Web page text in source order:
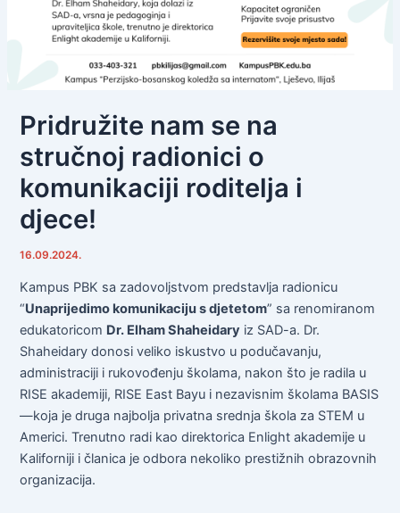
Pridružite nam se na
stručnoj radionici o
komunikaciji roditelja i
djece!
16.09.2024.
Kampus PBK sa zadovoljstvom predstavlja radionicu
“Unaprijedimo komunikaciju s djetetom” sa renomiranom
edukatoricom Dr. Elham Shaheidary iz SAD-a. Dr.
Shaheidary donosi veliko iskustvo u podučavanju,
administraciji i rukovođenju školama, nakon što je radila u
RISE akademiji, RISE East Bayu i nezavisnim školama BASIS
—koja je druga najbolja privatna srednja škola za STEM u
Americi. Trenutno radi kao direktorica Enlight akademije u
Kaliforniji i članica je odbora nekoliko prestižnih obrazovnih
organizacija.